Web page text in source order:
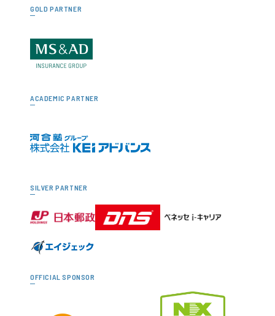
GOLD PARTNER
ACADEMIC PARTNER
SILVER PARTNER
OFFICIAL SPONSOR